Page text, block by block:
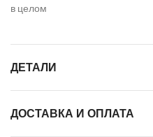
в целом
ДЕТАЛИ
ДОСТАВКА И ОПЛАТА